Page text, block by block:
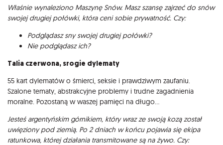
Właśnie wynaleziono Maszynę Snów. Masz szansę zajrzeć do snów
swojej drugiej połówki, która ceni sobie prywatność. Czy:
Podglądasz sny swojej drugiej połówki?
Nie podglądasz ich?
Talia czerwona, srogie dylematy
55 kart dylematów o śmierci, seksie i prawdziwym zaufaniu.
Szalone tematy, abstrakcyjne problemy i trudne zagadnienia
moralne. Pozostaną w waszej pamięci na długo...
Jesteś argentyńskim górnikiem, który wraz ze swoją kozą został
uwięziony pod ziemią. Po 2 dniach w końcu pojawia się ekipa
ratunkowa, której działania transmitowane są na żywo. Czy: